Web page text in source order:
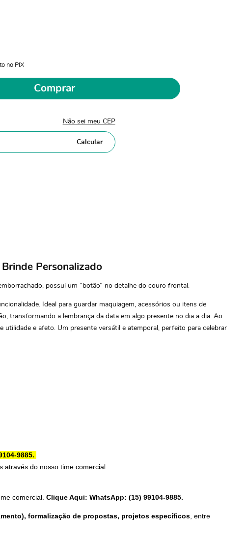
no PIX
Comprar
Não sei meu CEP
Calcular
Personalizado
possui um “botão” no detalhe do couro frontal.
Ideal para guardar maquiagem, acessórios ou itens de
transformando a lembrança da data em algo presente no dia a dia. Ao
e afeto. Um presente versátil e atemporal, perfeito para celebrar
9885.
através do nosso time comercial
comercial. Clique Aqui: WhatsApp: (15) 99104-9885.
formalização de propostas, projetos específicos , entre